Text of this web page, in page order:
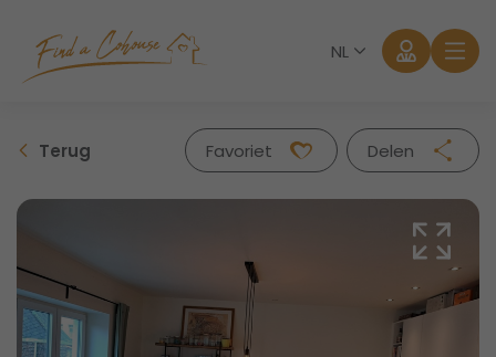
NL
Wachtwoord vergeten?
Terug Favoriet
Delen
Facebook
Twitter
Whatsapp
Mail